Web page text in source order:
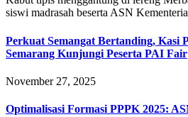
siswi madrasah beserta ASN
Perkuat Semangat Bertanding, Kasi
Semarang Kunjungi Peserta PAI Fair
November 27, 2025
Optimalisasi Formasi PPPK 2025: